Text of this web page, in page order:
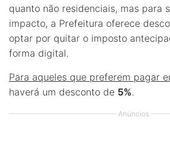
quanto não residenciais, mas para
impacto, a Prefeitura oferece
optar por quitar o imposto
forma digital.
Para aqueles que preferem pagar
haverá um desconto de 5%.
Anúncios